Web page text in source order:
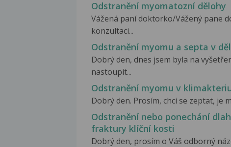
Odstranění myomatozní dělohy
Vážená paní doktorko/Vážený pane
konzultaci...
Odstranění myomu a septa v
Dobrý den, dnes jsem byla na
nastoupit...
Odstranění myomu v
Dobrý den. Prosím, chci se zeptat, je
Odstranění nebo ponechání
fraktury klíční kosti
Dobrý den, prosím o Váš odborný